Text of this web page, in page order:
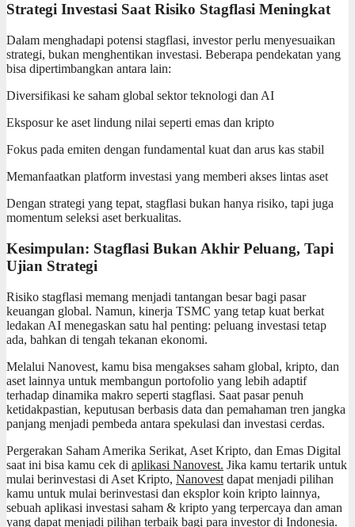
Strategi Investasi Saat Risiko Stagflasi Meningkat
Dalam menghadapi potensi stagflasi, investor perlu menyesuaikan
strategi, bukan menghentikan investasi. Beberapa pendekatan yang
bisa dipertimbangkan antara lain:
Diversifikasi ke saham global sektor teknologi dan AI
Eksposur ke aset lindung nilai seperti emas dan kripto
Fokus pada emiten dengan fundamental kuat dan arus kas stabil
Memanfaatkan platform investasi yang memberi akses lintas aset
Dengan strategi yang tepat, stagflasi bukan hanya risiko, tapi juga
momentum seleksi aset berkualitas.
Kesimpulan: Stagflasi Bukan Akhir Peluang, Tapi
Ujian Strategi
Risiko stagflasi memang menjadi tantangan besar bagi pasar
keuangan global. Namun, kinerja TSMC yang tetap kuat berkat
ledakan AI menegaskan satu hal penting: peluang investasi tetap
ada, bahkan di tengah tekanan ekonomi.
Melalui Nanovest, kamu bisa mengakses saham global, kripto, dan
aset lainnya untuk membangun portofolio yang lebih adaptif
terhadap dinamika makro seperti stagflasi. Saat pasar penuh
ketidakpastian, keputusan berbasis data dan pemahaman tren jangka
panjang menjadi pembeda antara spekulasi dan investasi cerdas.
Pergerakan Saham Amerika Serikat, Aset Kripto, dan Emas Digital
saat ini bisa kamu cek di aplikasi Nanovest. Jika kamu tertarik untuk
mulai berinvestasi di Aset Kripto, Nanovest dapat menjadi pilihan
kamu untuk mulai berinvestasi dan eksplor koin kripto lainnya,
sebuah aplikasi investasi saham & kripto yang terpercaya dan aman
yang dapat menjadi pilihan terbaik bagi para investor di Indonesia.